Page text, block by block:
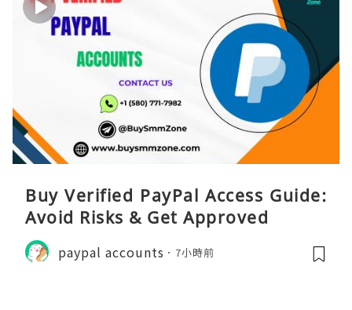
Buy Verified PayPal Access Guide:
Avoid Risks & Get Approved
paypal accounts 7小時前